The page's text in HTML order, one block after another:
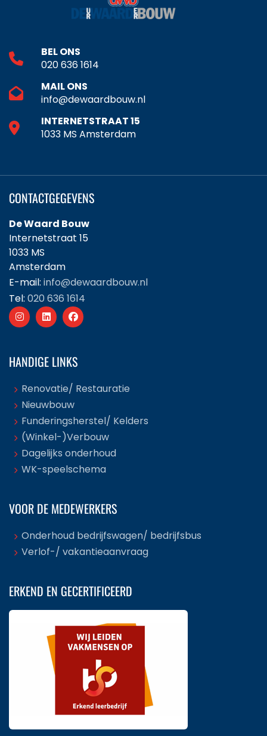
BEL ONS
020 636 1614
MAIL ONS
info@dewaardbouw.nl
INTERNETSTRAAT 15
1033 MS Amsterdam
CONTACTGEGEVENS
De Waard Bouw
Internetstraat 15
1033 MS
Amsterdam
E-mail: info@dewaardbouw.nl
Tel: 020 636 1614
HANDIGE LINKS
Renovatie/ Restauratie
Nieuwbouw
Funderingsherstel/ Kelders
(Winkel-)Verbouw
Dagelijks onderhoud
WK-speelschema
VOOR DE MEDEWERKERS
Onderhoud bedrijfswagen/ bedrijfsbus
Verlof-/ vakantieaanvraag
ERKEND EN GECERTIFICEERD